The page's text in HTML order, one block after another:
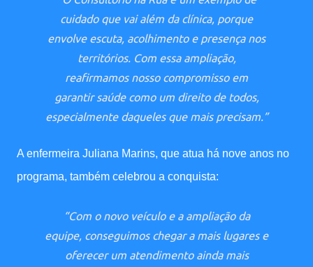
cuidado que vai além da clínica, porque
envolve escuta, acolhimento e presença nos
territórios. Com essa ampliação,
reafirmamos nosso compromisso em
garantir saúde como um direito de todos,
especialmente daqueles que mais precisam.”
A enfermeira Juliana Marins, que atua há nove anos no
programa, também celebrou a conquista:
“Com o novo veículo e a ampliação da
equipe, conseguimos chegar a mais lugares e
oferecer um atendimento ainda mais